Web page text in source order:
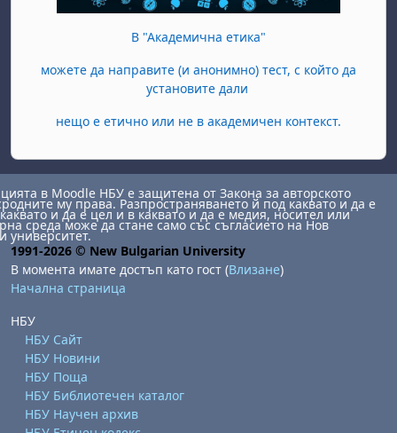
В "Академична етика"
можете да направите (и анонимно) тест, с който да
установите дали
нещо е етично или не в академичен контекст.
в Moodle НБУ е защитена от Закона за авторското
му права. Разпространяването й под каквато и да е
и да е цел и в каквато и да е медия, носител или
среда може да стане само със съгласието на Нов
университет.
1991-2026 © New Bulgarian University
В момента имате достъп като гост (Влизане)
Начална страница
НБУ
НБУ Сайт
НБУ Новини
НБУ Поща
НБУ Библиотечен каталог
НБУ Научен архив